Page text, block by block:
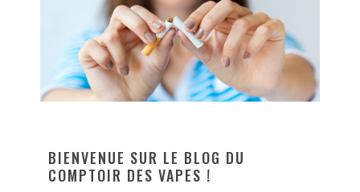
BIENVENUE SUR LE BLOG DU
COMPTOIR DES VAPES !